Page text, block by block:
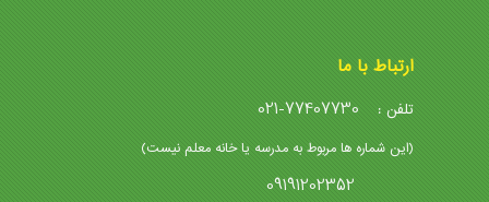
ارتباط با ما
تلفن : 021-77407730
(این شماره ها مربوط به مدرسه یا خانه معلم نیست)
09191202352